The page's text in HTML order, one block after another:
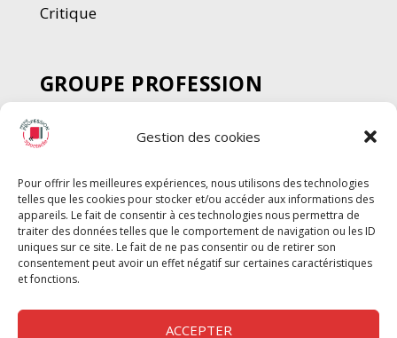
Gestion des cookies
Pour offrir les meilleures expériences, nous utilisons des technologies
telles que les cookies pour stocker et/ou accéder aux informations des
appareils. Le fait de consentir à ces technologies nous permettra de
traiter des données telles que le comportement de navigation ou les ID
uniques sur ce site. Le fait de ne pas consentir ou de retirer son
consentement peut avoir un effet négatif sur certaines caractéristiques
et fonctions.
ACCEPTER
Critique
GROUPE PROFESSION
SPECTACLE
Chèque Intermittents
Chèque Compta
Chèque Emploi Spectacle
G-Pods
Profession Audio-visuel